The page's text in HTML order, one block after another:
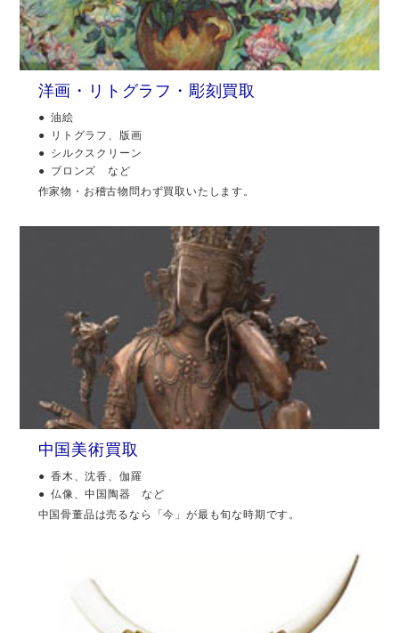
洋画・リトグラフ・彫刻買取
油絵
リトグラフ、版画
シルクスクリーン
ブロンズ など
作家物・お稽古物問わず買取いたします。
中国美術買取
香木、沈香、伽羅
仏像、中国陶器 など
中国骨董品は売るなら「今」が最も旬な時期です。